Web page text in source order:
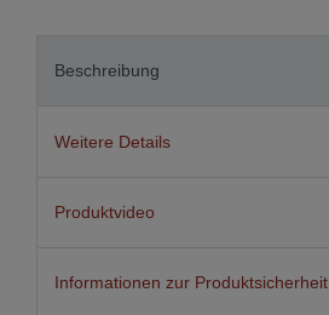
Beschreibung
Weitere Details
Produktvideo
Informationen zur Produktsicherheit